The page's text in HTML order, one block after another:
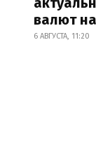
валют
6 АВГУСТА, 11:20